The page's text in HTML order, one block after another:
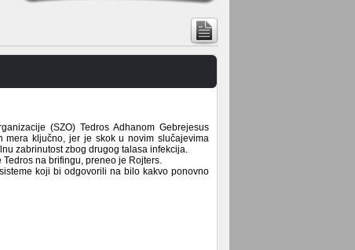
(SZO) Tedros Adhanom Gebrejesus
ključno, jer je skok u novim slučajevima
zabrinutost zbog drugog talasa infekcija.
na brifingu, preneo je Rojters.
koji bi odgovorili na bilo kakvo ponovno